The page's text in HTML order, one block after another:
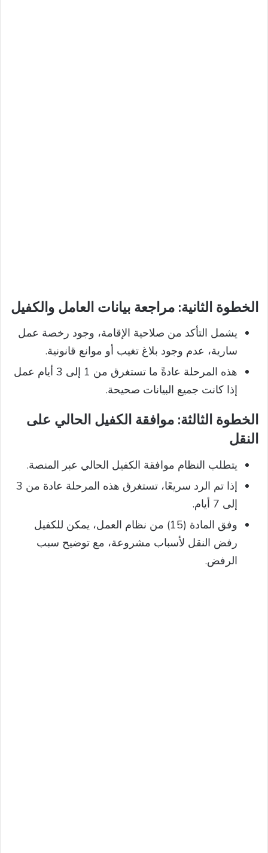
الخطوة الثانية: مراجعة بيانات العامل والكفيل
يشمل التأكد من صلاحية الإقامة، وجود رخصة عمل
سارية، عدم وجود بلاغ تغيب أو موانع قانونية.
هذه المرحلة عادةً ما تستغرق من 1 إلى 3 أيام عمل
إذا كانت جميع البيانات صحيحة.
الخطوة الثالثة: موافقة الكفيل الحالي على
النقل
يتطلب النظام موافقة الكفيل الحالي عبر المنصة.
إذا تم الرد سريعًا، تستغرق هذه المرحلة عادة من 3
إلى 7 أيام.
وفق المادة (15) من نظام العمل، يمكن للكفيل
رفض النقل لأسباب مشروعة، مع توضيح سبب
الرفض.